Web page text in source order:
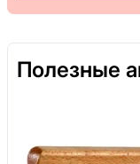
Полезные